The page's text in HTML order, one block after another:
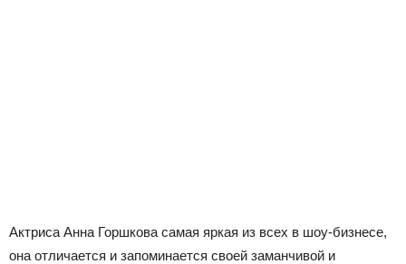
Актриса Анна Горшкова самая яркая из всех в шоу-бизнесе,
она отличается и запоминается своей заманчивой и